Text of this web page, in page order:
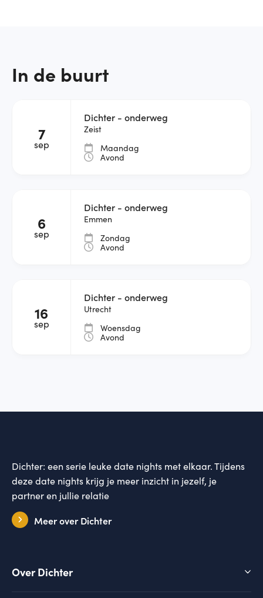
In de buurt
7
sep
Dichter - onderweg
Zeist
Maandag
Avond
6
sep
Dichter - onderweg
Emmen
Zondag
Avond
16
sep
Dichter - onderweg
Utrecht
Woensdag
Avond
Dichter: een serie leuke date nights met elkaar. Tijdens
deze date nights krijg je meer inzicht in jezelf, je
partner en jullie relatie
Meer over Dichter
Over Dichter